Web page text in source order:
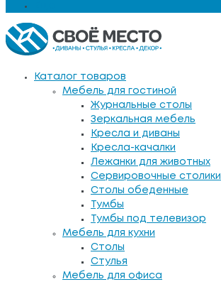
Каталог товаров
Мебель для гостиной
Журнальные столы
Зеркальная мебель
Кресла и диваны
Кресла-качалки
Лежанки для животных
Сервировочные столики
Столы обеденные
Тумбы
Тумбы под телевизор
Мебель для кухни
Столы
Стулья
Мебель для офиса